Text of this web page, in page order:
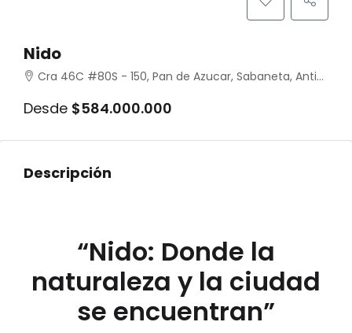
Nido
Cra 46C #80S - 150, Pan de Azucar, Sabaneta, Antioquia, Colombia
Desde $584.000.000
Descripción
“Nido: Donde la
naturaleza y la ciudad
se encuentran”